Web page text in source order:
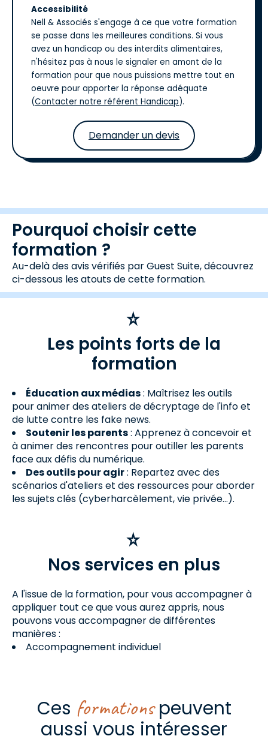
Accessibilité
Nell & Associés s'engage à ce que votre formation
se passe dans les meilleures conditions. Si vous
avez un handicap ou des interdits alimentaires,
n'hésitez pas à nous le signaler en amont de la
formation pour que nous puissions mettre tout en
oeuvre pour apporter la réponse adéquate
(Contacter notre référent Handicap).
Demander un devis
Pourquoi choisir cette
formation ?
Au-delà des avis vérifiés par Guest Suite, découvrez
ci-dessous les atouts de cette formation.
Les points forts de la
formation
Éducation aux médias: Maîtrisez les outils
pour animer des ateliers de décryptage de l'info et
de lutte contre les fake news.
Soutenir les parents: Apprenez à concevoir et
à animer des rencontres pour outiller les parents
face aux défis du numérique.
Des outils pour agir: Repartez avec des
scénarios d'ateliers et des ressources pour aborder
les sujets clés (cyberharcèlement, vie privée...).
Nos services en plus
A l'issue de la formation, pour vous accompagner à
appliquer tout ce que vous aurez appris, nous
pouvons vous accompagner de différentes
manières :
Accompagnement individuel
Ces formationspeuvent
aussi vous intéresser